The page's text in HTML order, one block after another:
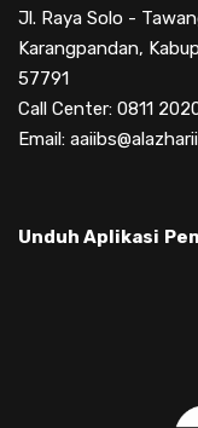
Jl. Raya Solo -
Karangpandan,
57791
Call Center: 0811
Email:
Unduh Aplikasi